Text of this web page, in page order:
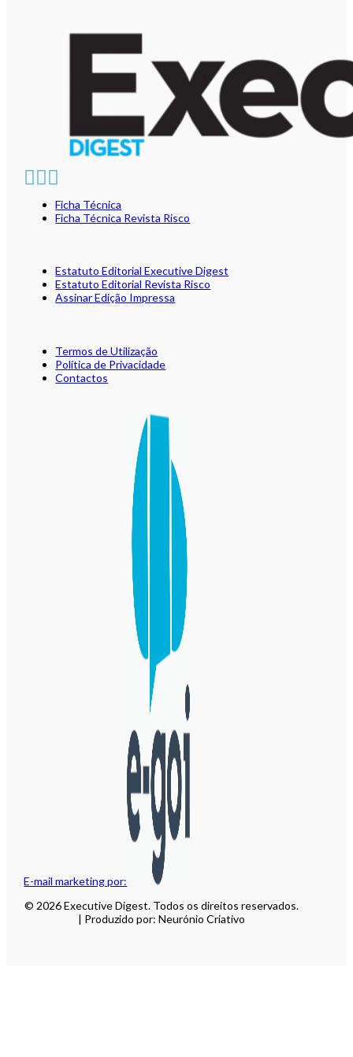
E-mail marketing por:
Ficha Técnica
Ficha Técnica Revista Risco
Estatuto Editorial Executive Digest
Estatuto Editorial Revista Risco
Assinar Edição Impressa
Termos de Utilização
Política de Privacidade
Contactos
© 2026 Executive Digest. Todos os direitos reservados.
| Produzido por: Neurónio Criativo